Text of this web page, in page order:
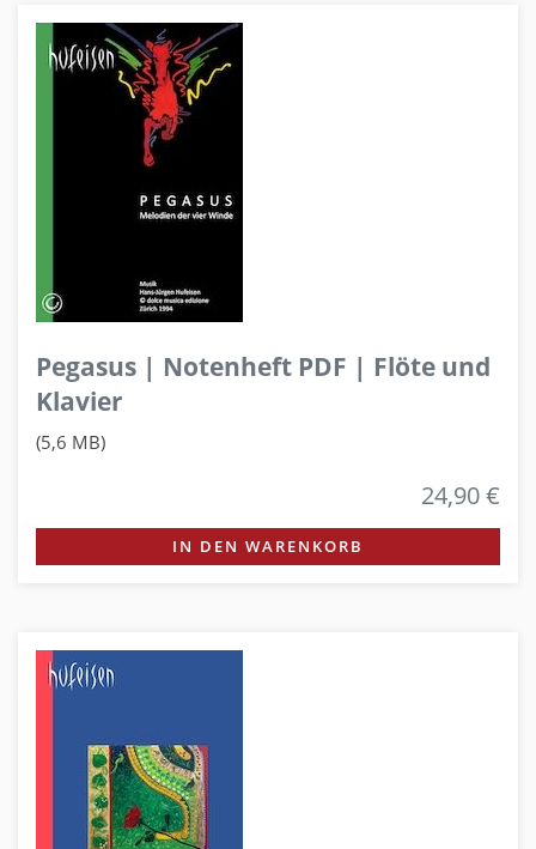
Pegasus | Notenheft PDF | Flöte und
Klavier
(5,6 MB)
24,90 €
IN DEN WARENKORB